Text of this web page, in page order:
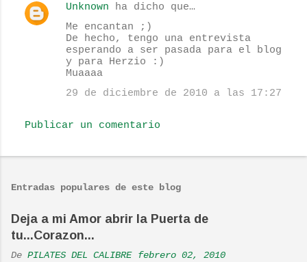
C
a
o
Unknown ha dicho que…
Me encantan ;)
De hecho, tengo una entrevista
esperando a ser pasada para el blog
y para Herzio :)
Muaaaa
29 de diciembre de 2010 a las 17:27
Publicar un comentario
Entradas populares de este blog
Deja a mi Amor abrir la Puerta de
tu...Corazon...
De PILATES DEL CALIBRE febrero 02, 2010